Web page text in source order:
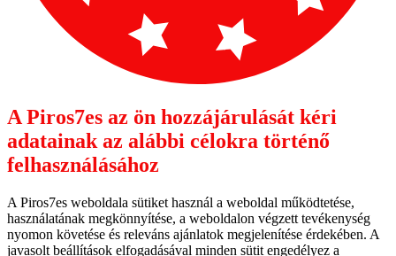
A Piros7es az ön hozzájárulását kéri
adatainak az alábbi célokra történő
felhasználásához
A Piros7es weboldala sütiket használ a weboldal működtetése,
használatának megkönnyítése, a weboldalon végzett tevékenység
nyomon követése és releváns ajánlatok megjelenítése érdekében. A
javasolt beállítások elfogadásával minden sütit engedélyez a